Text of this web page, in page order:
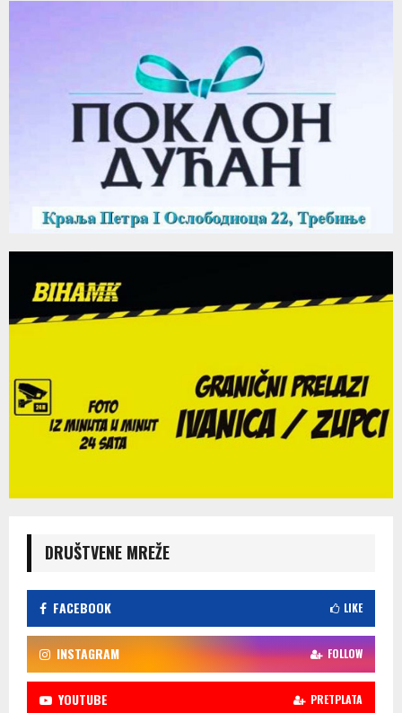
DRUŠTVENE MREŽE
FACEBOOK LIKE
INSTAGRAM FOLLOW
YOUTUBE PRETPLATA